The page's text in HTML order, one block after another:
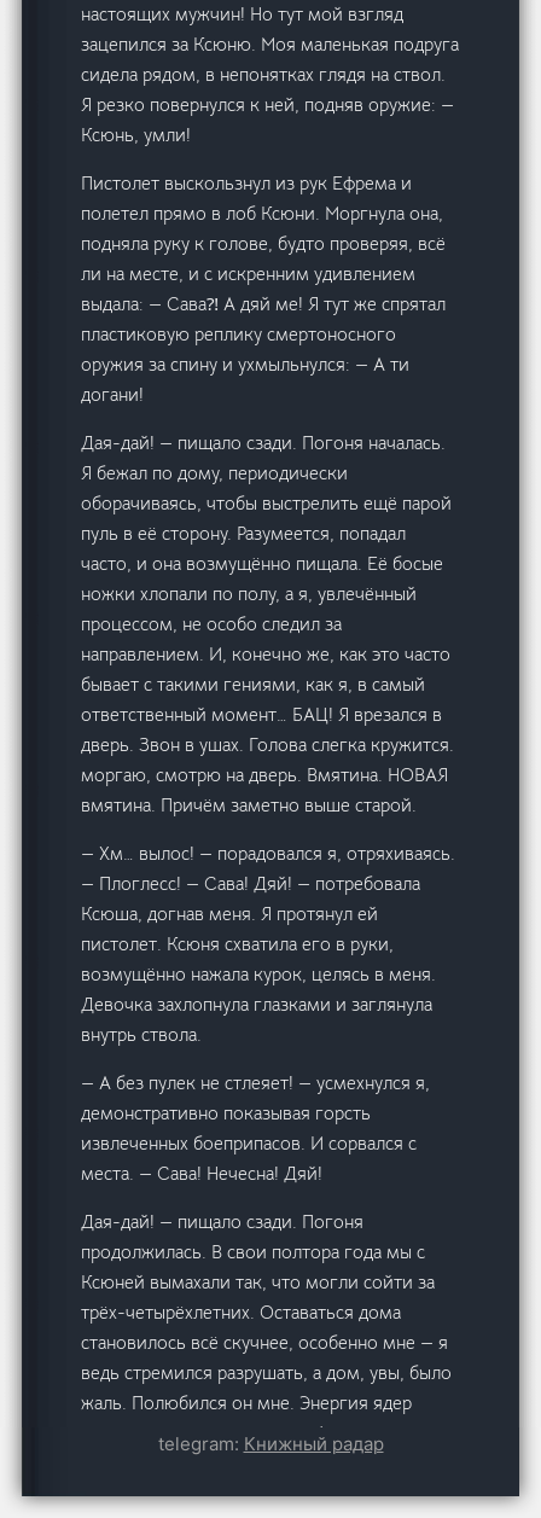
настоящих мужчин! Но тут мой взгляд
зацепился за Ксюню. Моя маленькая подруга
сидела рядом, в непонятках глядя на ствол.
Я резко повернулся к ней, подняв оружие: —
Ксюнь, умли!
Пистолет выскользнул из рук Ефрема и
полетел прямо в лоб Ксюни. Моргнула она,
подняла руку к голове, будто проверяя, всё
ли на месте, и с искренним удивлением
выдала: — Сава⁈ А дяй ме! Я тут же спрятал
пластиковую реплику смертоносного
оружия за спину и ухмыльнулся: — А ти
догани!
Дая-дай! — пищало сзади. Погоня началась.
Я бежал по дому, периодически
оборачиваясь, чтобы выстрелить ещё парой
пуль в её сторону. Разумеется, попадал
часто, и она возмущённо пищала. Её босые
ножки хлопали по полу, а я, увлечённый
процессом, не особо следил за
направлением. И, конечно же, как это часто
бывает с такими гениями, как я, в самый
ответственный момент… БАЦ! Я врезался в
дверь. Звон в ушах. Голова слегка кружится.
моргаю, смотрю на дверь. Вмятина. НОВАЯ
вмятина. Причём заметно выше старой.
— Хм… вылос! — порадовался я, отряхиваясь.
— Плоглесс! — Сава! Дяй! — потребовала
Ксюша, догнав меня. Я протянул ей
пистолет. Ксюня схватила его в руки,
возмущённо нажала курок, целясь в меня.
Девочка захлопнула глазками и заглянула
внутрь ствола.
— А без пулек не стлеяет! — усмехнулся я,
демонстративно показывая горсть
извлеченных боеприпасов. И сорвался с
места. — Сава! Нечесна! Дяй!
Дая-дай! — пищало сзади. Погоня
продолжилась. В свои полтора года мы с
Ксюней вымахали так, что могли сойти за
трёх-четырёхлетних. Оставаться дома
становилось всё скучнее, особенно мне — я
ведь стремился разрушать, а дом, увы, было
жаль. Полюбился он мне. Энергия ядер
разгоняла наше развитие, а физические
занятия наполняли силы, заставляя нас расти
быстрее обычных детей. Я всячески
telegram: Книжный радар